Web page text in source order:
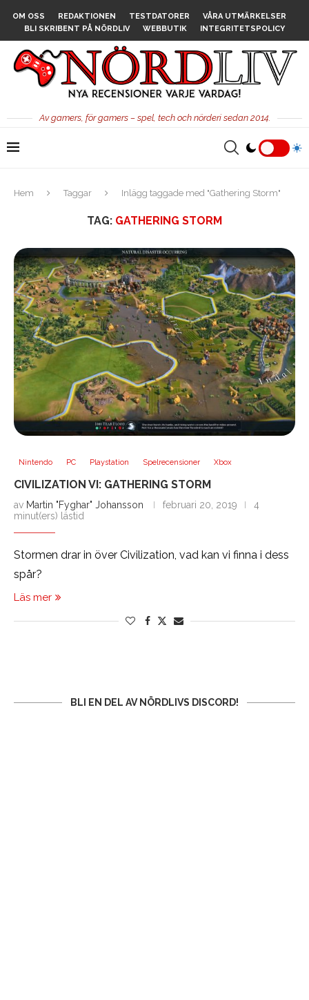
OM OSS REDAKTIONEN TESTDATORER
VÅRA UTMÄRKELSER
BLI SKRIBENT PÅ NÖRDLIV
WEBBUTIK INTEGRITETSPOLICY
Av gamers, för gamers – spel, tech och nörderi sedan 2014.
Hem Taggar Inlägg taggade med "Gathering Storm"
TAG: GATHERING STORM
Nintendo PC Playstation Spelrecensioner Xbox
CIVILIZATION VI: GATHERING STORM
av Martin "Fyghar" Johansson februari 20, 2019
4
minut(ers) lästid
Stormen drar in över Civilization, vad kan vi finna i dess
spår?
Läs mer
BLI EN DEL AV NÖRDLIVS DISCORD!